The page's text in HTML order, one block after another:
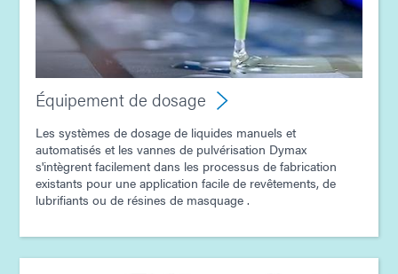
Équipement de dosage
Les systèmes de dosage de liquides manuels et
automatisés et les vannes de pulvérisation Dymax
s'intègrent facilement dans les processus de fabrication
existants pour une application facile de revêtements, de
lubrifiants ou de résines de masquage .